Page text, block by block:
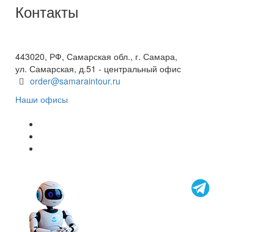
Контакты
443020, РФ, Самарская обл., г. Самара,
ул. Самарская, д.51 - центральный офис
order@samaraintour.ru
Наши офисы